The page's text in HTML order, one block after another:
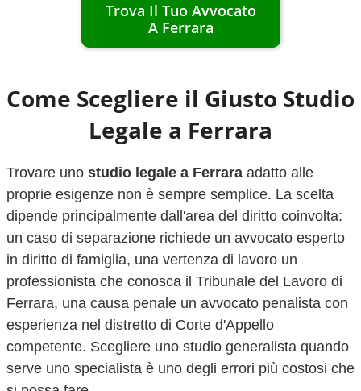
Trova Il Tuo Avvocato
A Ferrara
Come Scegliere il Giusto Studio
Legale a Ferrara
Trovare uno studio legale a Ferrara adatto alle
proprie esigenze non è sempre semplice. La scelta
dipende principalmente dall'area del diritto coinvolta:
un caso di separazione richiede un avvocato esperto
in diritto di famiglia, una vertenza di lavoro un
professionista che conosca il Tribunale del Lavoro di
Ferrara, una causa penale un avvocato penalista con
esperienza nel distretto di Corte d'Appello
competente. Scegliere uno studio generalista quando
serve uno specialista è uno degli errori più costosi che